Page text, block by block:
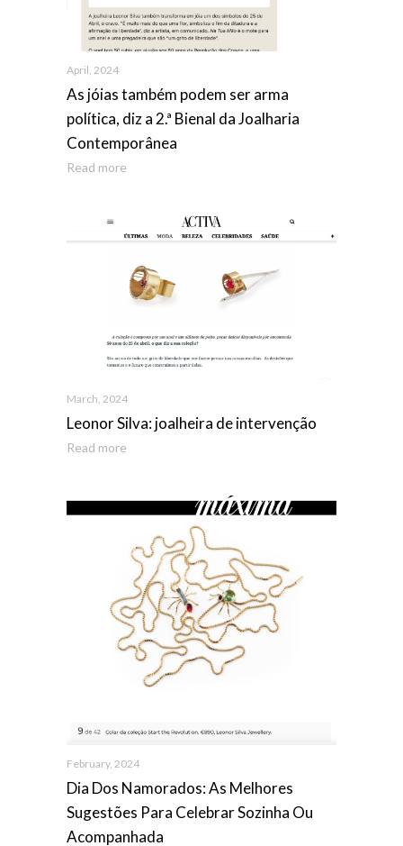
April, 2024
As jóias também podem ser arma
política, diz a 2.ª Bienal da Joalharia
Contemporânea
Read more
March, 2024
Leonor Silva: joalheira de intervenção
Read more
February, 2024
Dia Dos Namorados: As Melhores
Sugestões Para Celebrar Sozinha Ou
Acompanhada